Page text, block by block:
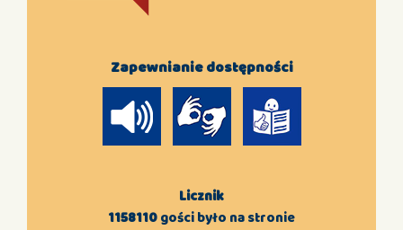
Zapewnianie dostępności
Licznik
1158110gości było na stronie